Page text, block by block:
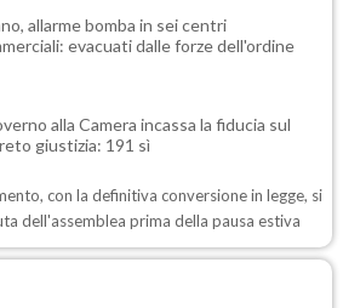
allarme bomba in sei centri
evacuati dalle forze dell'ordine
alla Camera incassa la fiducia sul
giustizia: 191 sì
con la definitiva conversione in legge, si
dell'assemblea prima della pausa estiva